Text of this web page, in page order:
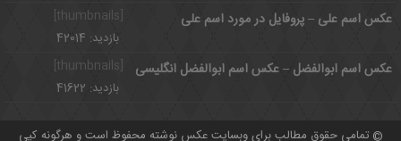
عکس اسم علی – پروفایل در مورد اسم علی
بازدید: 42014
عکس اسم ابوالفضل – عکس اسم ابوالفضل انگلیسی
بازدید: 41622
© تمامی حقوق مطالب برای وبسایت عکس نوشته محفوظ است و هرگونه کپی